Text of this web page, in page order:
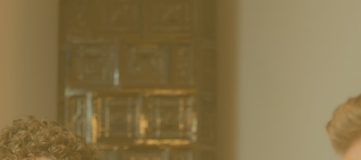
SM MANAGER
KARRIERE